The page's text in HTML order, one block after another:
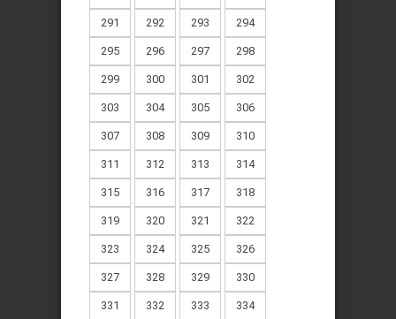
291 292 293 294
295 296 297 298
299 300 301 302
303 304 305 306
307 308 309 310
311 312 313 314
315 316 317 318
319 320 321 322
323 324 325 326
327 328 329 330
331 332 333 334